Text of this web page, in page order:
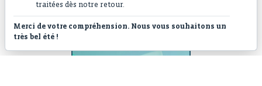
Lançon foncé
traitées dès notre retour.
Merci de votre compréhension. Nous vous souhaitons un
très bel été !